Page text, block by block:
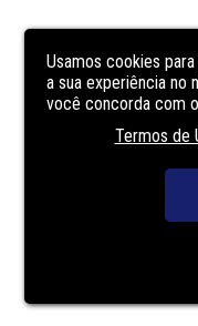
Usamos cookies
a sua experiência no
você concorda com
Termos de